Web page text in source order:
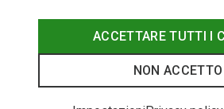
ACCETTARE TUTTI I
NON ACCETTO
Informativa Privacy Recesso Note legali
© 2026 Bergzeit GmbH © Bergsport, Outdoor &